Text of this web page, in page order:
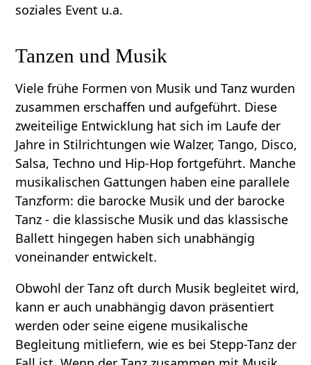
soziales Event u.a.
Tanzen und Musik
Viele frühe Formen von Musik und Tanz wurden
zusammen erschaffen und aufgeführt. Diese
zweiteilige Entwicklung hat sich im Laufe der
Jahre in Stilrichtungen wie Walzer, Tango, Disco,
Salsa, Techno und Hip-Hop fortgeführt. Manche
musikalischen Gattungen haben eine parallele
Tanzform: die barocke Musik und der barocke
Tanz - die klassische Musik und das klassische
Ballett hingegen haben sich unabhängig
voneinander entwickelt.
Obwohl der Tanz oft durch Musik begleitet wird,
kann er auch unabhängig davon präsentiert
werden oder seine eigene musikalische
Begleitung mitliefern, wie es bei Stepp-Tanz der